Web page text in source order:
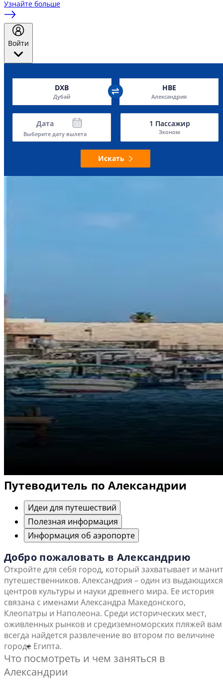
Узнайте больше
Войти
DXB
Дубай
HBE
Александрия
Дата
Выберите дату вылета
1 Пассажир
Эконом
Искать
Путеводитель по Александрии
Идеи для путешествий
Полезная информация
Информация об аэропорте
Добро пожаловать в Александрию
Откройте для себя город, который захватывает и манит
путешественников. Александрия – один из выдающихся
центров культуры и науки древнего мира. Ее история
связана с именами Александра Македонского,
Клеопатры и Наполеона. Среди исторических мест,
оживленных рынков и средиземноморских пляжей вам
всегда найдется развлечение во втором по величине
городе Египта.
Что посмотреть и чем заняться в
Александрии